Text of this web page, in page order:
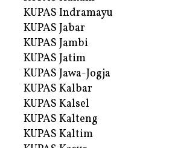
KUPAS Indramayu
KUPAS Jabar
KUPAS Jambi
KUPAS Jatim
KUPAS Jawa-Jogja
KUPAS Kalbar
KUPAS Kalsel
KUPAS Kalteng
KUPAS Kaltim